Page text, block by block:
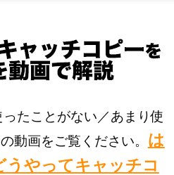
たことがない／あまり使
動画をご覧ください。 は
うやってキャッチコ